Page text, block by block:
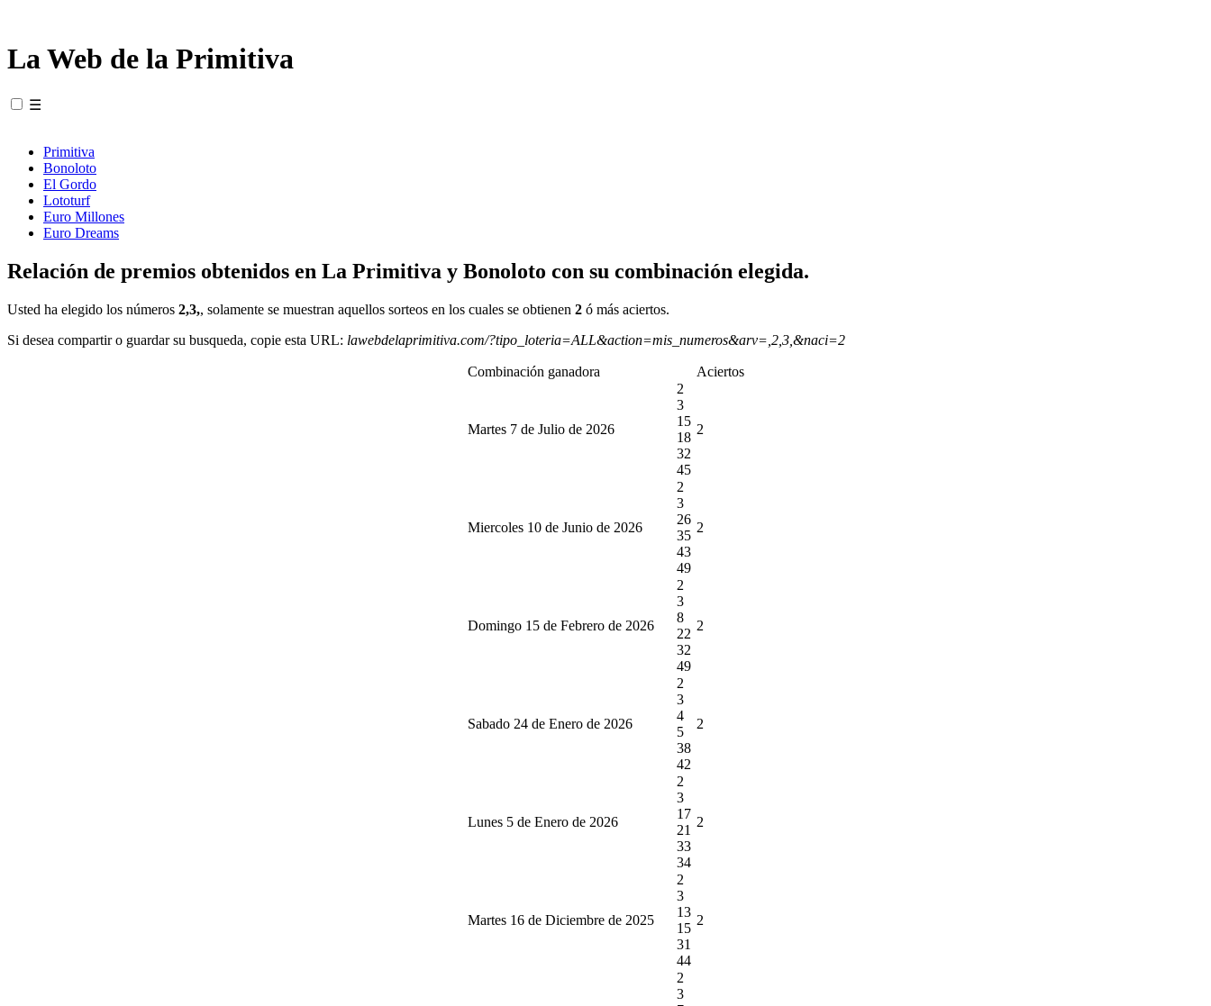
La Web de la Primitiva
☰
Primitiva
Bonoloto
El Gordo
Lototurf
Euro Millones
Euro Dreams
Relación de premios obtenidos en La Primitiva y Bonoloto con su combinación elegida.
Usted ha elegido los números 2,3,, solamente se muestran aquellos sorteos en los cuales se obtienen 2 ó más aciertos.
Si desea compartir o guardar su busqueda, copie esta URL: lawebdelaprimitiva.com/?tipo_loteria=ALL&action=mis_numeros&arv=,2,3,&naci=2
Combinación ganadora Aciertos
Martes 7 de Julio de 2026
2
3
15
18
32
45
2
Miercoles 10 de Junio de 2026
2
3
26
35
43
49
2
Domingo 15 de Febrero de 2026
2
3
8
22
32
49
2
Sabado 24 de Enero de 2026
2
3
4
5
38
42
2
Lunes 5 de Enero de 2026
2
3
17
21
33
34
2
Martes 16 de Diciembre de 2025
2
3
13
15
31
44
2
2
3